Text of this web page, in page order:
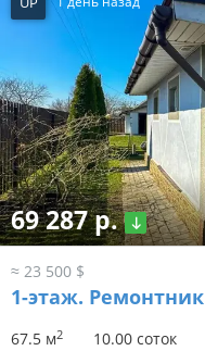
69 287 р.
≈ 23 500 $
1-этаж. Ремонтник
67.5 м2 10.00 соток